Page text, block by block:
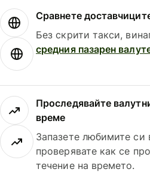
Сравнете
Без скрити такси,
средния пазарен
Проследявайте
време
Запазете любимите си
проверявате как се
течение на времето.